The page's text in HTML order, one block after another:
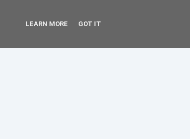
LEARN MORE GOT IT